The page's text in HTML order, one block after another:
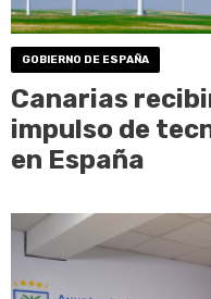
GOBIERNO DE ESPAÑA
Canarias
impulso de
en España